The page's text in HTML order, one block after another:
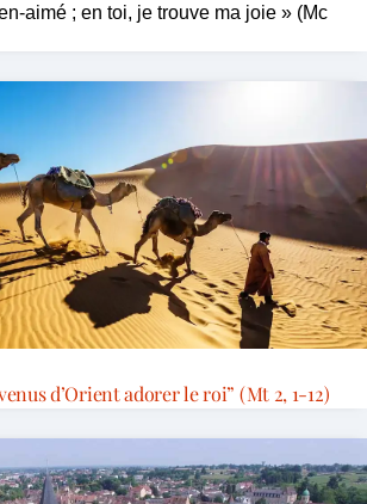
aimé ; en toi, je trouve ma joie » (Mc
d’Orient adorer le roi” (Mt 2, 1-12)